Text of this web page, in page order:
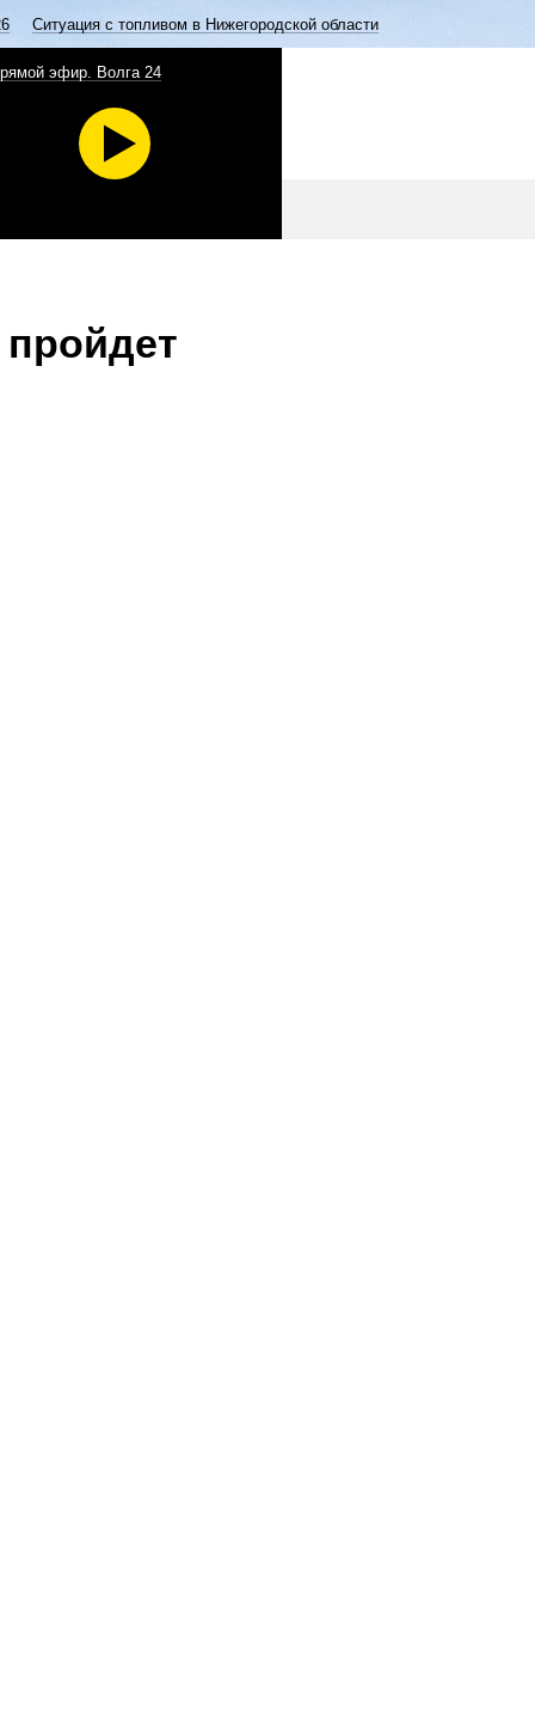
Ситуация с топливом в Нижегородской области
эфир. Волга 24